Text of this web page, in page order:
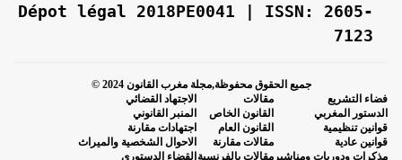
Dépot légal 2018PE0041 | ISSN: 2605-
7123
جميع الحقوق محفوظة,مجلة مغرب القانون 2024 ©
فضاء التشريع
الدستور المغربي
قوانين تنظيمية
قوانين عادية
مذكرات ودوريات ومناشير
مقالات
القانون الخاص
القانون العام
مقالات مقارنة
مقالات بالفرنسية
الاجتهاد القضائي
المنبر القانوني
اجتهادات مقارنة
الاحوال الشخصية والميراث
القضاء الدستوري